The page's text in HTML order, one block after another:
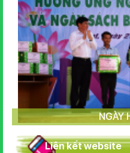
NGÀY
Liên kết website